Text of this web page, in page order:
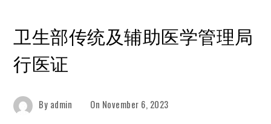
卫生部传统及辅助医学管理局
行医证
By admin On November 6, 2023